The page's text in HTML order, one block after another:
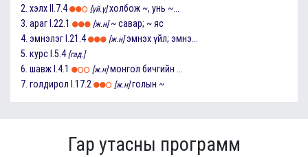
2. хэлх II.7.4 [үй.ү] холбож ~, унь ~...
3. араг I.22.1 [ж.н] ~ савар; ~ яс
4. эмнэлэг I.21.4 [ж.н] эмнэх үйл; эмнэ...
5. курс I.5.4 [гад.]
6. шавж I.4.1 [ж.н] монгол бичгийн ...
7. голдирол I.17.2 [ж.н] голын ~
Гар утасны программ